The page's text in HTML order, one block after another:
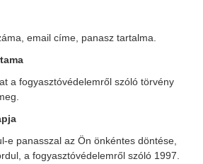
email címe, panasz tartalma.
a fogyasztóvédelemről szóló törvény
e panasszal az Ön önkéntes döntése,
a fogyasztóvédelemről szóló 1997.